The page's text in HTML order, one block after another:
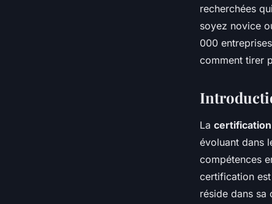
certification google
recherchées
soyez novice
000
comment tirer
La certification
évoluant dans
compétences
certification
réside dans sa